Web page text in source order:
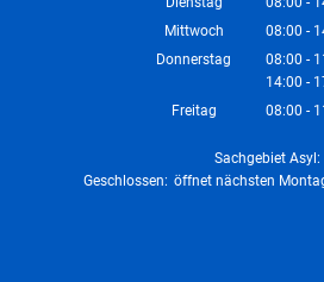
Mittwoch 08:00 -
Donnerstag 08:00 -
14:00 -
Freitag 08:00 -
Sachgebiet Asyl:
Klicken, um weitere Öffnungs- oder
Geschlossen: öffnet nächsten